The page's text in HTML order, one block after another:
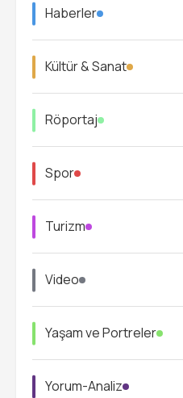
Haberler
Kültür & Sanat
Röportaj
Spor
Turizm
Video
Yaşam ve Portreler
Yorum-Analiz